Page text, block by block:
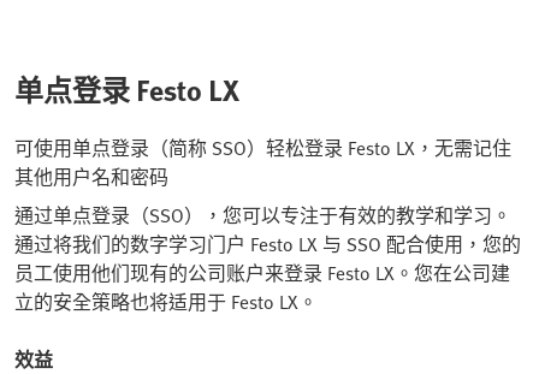
单点登录 Festo LX
可使用单点登录（简称 SSO）轻松登录 Festo LX，无需记住
其他用户名和密码
通过单点登录（SSO），您可以专注于有效的教学和学习。
通过将我们的数字学习门户 Festo LX 与 SSO 配合使用，您的
员工使用他们现有的公司账户来登录 Festo LX。您在公司建
立的安全策略也将适用于 Festo LX。
效益